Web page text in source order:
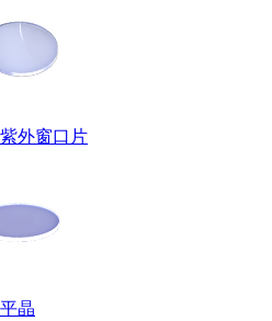
外窗口片
晶